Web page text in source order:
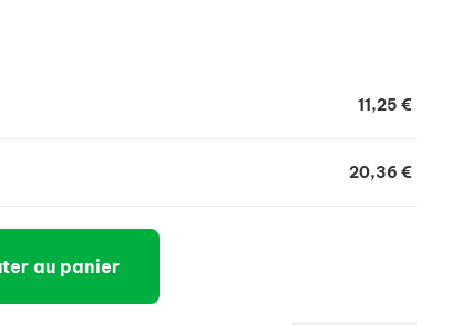
11,25 €
20,36 €
au panier